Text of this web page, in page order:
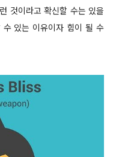
것이라고 확신할 수는 있을
있는 이유이자 힘이 될 수